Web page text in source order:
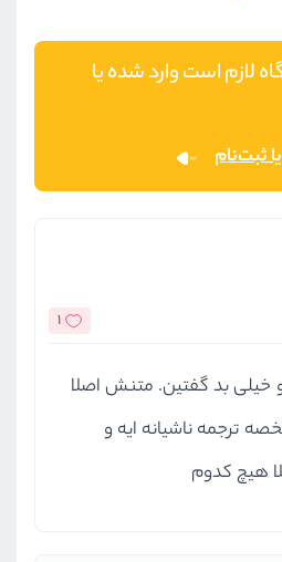
لازم است وارد شده یا
ثبت‌نام
1
خیلی بد گفتین. متنش اصلا
ترجمه ناشیانه ایه و
هیچ کدوم